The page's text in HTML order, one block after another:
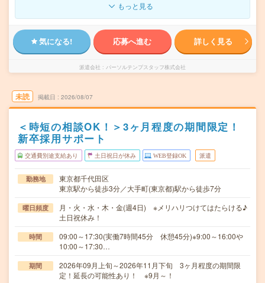
もっと見る
気になる! 応募へ進む 詳しく見る
派遣会社 パーソルテンプスタッフ株式会社
未読 掲載日 2026/08/07
＜時短の相談OK！＞3ヶ月程度の期間限定！
新卒採用サポート
交通費別途支給あり 土日祝日が休み WEB登録OK 派遣
勤務地
東京都千代田区
東京駅から徒歩3分／大手町(東京都)駅から徒歩7分
曜日頻度
月・火・水・木・金(週4日) ※メリハリつけてはたらける♪
土日祝休み！
時間
09:00～17:30(実働7時間45分 休憩45分)※9:00～16:00や
10:00～17:30…
期間
2026年09月上旬～2026年11月下旬 3ヶ月程度の期間限
定！延長の可能性あり！ ※9月～！